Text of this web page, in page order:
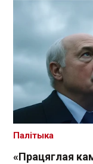
«Працяглая
Палітыка